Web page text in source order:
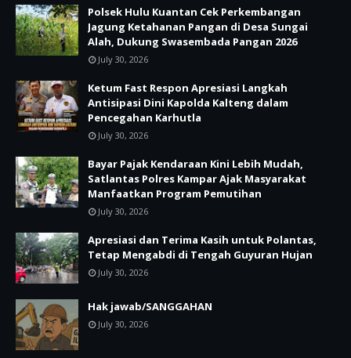
Polsek Hulu Kuantan Cek Perkembangan
Jagung Ketahanan Pangan di Desa Sungai
Alah, Dukung Swasembada Pangan 2026
July 30, 2026
Ketum Fast Respon Apresiasi Langkah
Antisipasi Dini Kapolda Kalteng dalam
Pencegahan Karhutla
July 30, 2026
Bayar Pajak Kendaraan Kini Lebih Mudah,
Satlantas Polres Kampar Ajak Masyarakat
Manfaatkan Program Pemutihan
July 30, 2026
Apresiasi dan Terima Kasih untuk Polantas,
Tetap Mengabdi di Tengah Guyuran Hujan
July 30, 2026
Hak jawab/SANGGAHAN
July 30, 2026